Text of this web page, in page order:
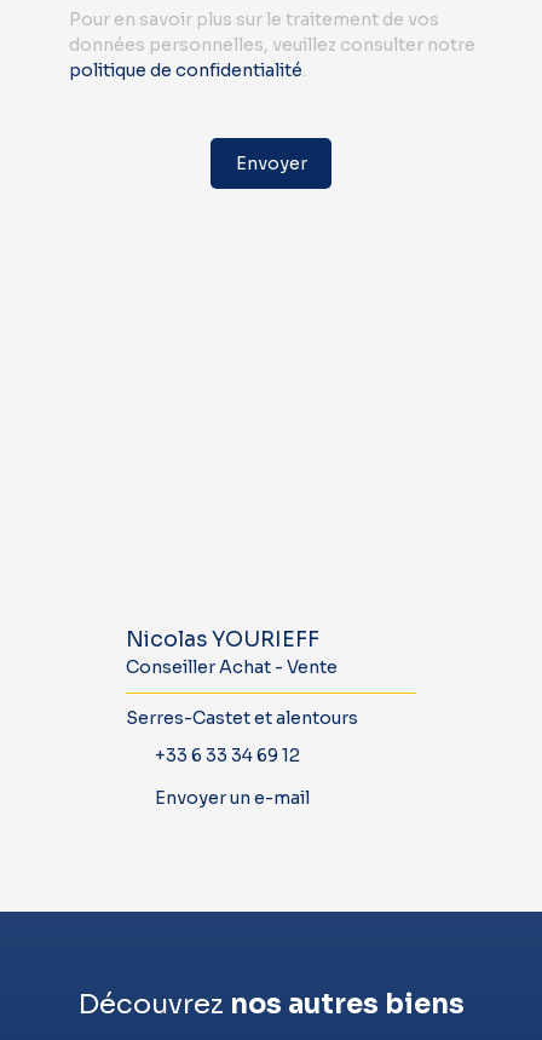
Pour en savoir plus sur le traitement de vos
données personnelles, veuillez consulter notre
politique de confidentialité.
Envoyer
Nicolas YOURIEFF
Conseiller Achat - Vente
Serres-Castet et alentours
+33 6 33 34 69 12
Envoyer un e-mail
Découvrez nos autres biens